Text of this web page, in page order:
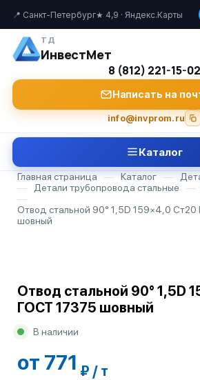
📍 Санкт-Петербург★ 4,9 · Яндекс.Карты
ТД
ИнвестМет
8 (812) 221-15-02
Написать на
info@invprom.ru
Каталог
Главная страница — Каталог —
—
Детали трубопровода стальные —
—
Отвод стальной 90° 1,5D 159×4,0
шовный
Отвод стальной 90° 1,5D
ГОСТ 17375 шовный
В наличии
от 771 ₽ / т